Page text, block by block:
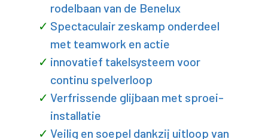
rodelbaan van de Benelux
Spectaculair zeskamp onderdeel
met teamwork en actie
innovatief takelsysteem voor
continu spelverloop
Verfrissende glijbaan met sproei-
installatie
Veilig en soepel dankzij uitloop van